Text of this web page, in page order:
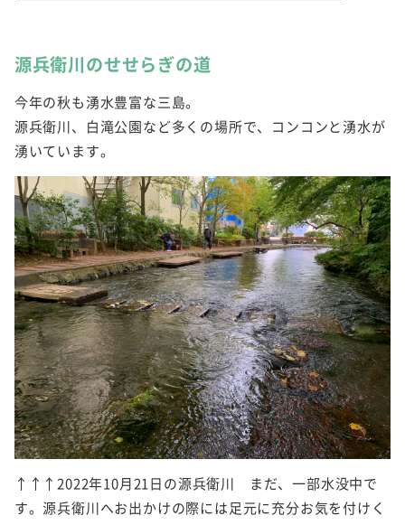
源兵衛川のせせらぎの道
今年の秋も湧水豊富な三島。
源兵衛川、白滝公園など多くの場所で、コンコンと湧水が
湧いています。
↑↑↑2022年10月21日の源兵衛川 まだ、一部水没中で
す。源兵衛川へお出かけの際には足元に充分お気を付けく